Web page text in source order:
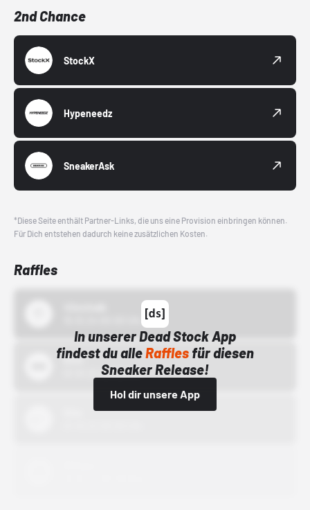
2nd Chance
StockX
Hypeneedz
SneakerAsk
*Diese Seite enthält Partner-Links, die uns eine Provision einbringen können.
Für Dich entstehen dadurch keine zusätzlichen Kosten.
Raffles
In unserer Dead Stock App
findest du alleRafflesfür diesen
Sneaker Release!
Hol dir unsere App
Bstn
01.10.22 00:00 Uhr